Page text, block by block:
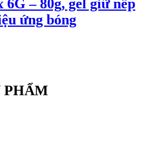
6G – 80g, gel giữ nếp
ứng bóng
PHẨM